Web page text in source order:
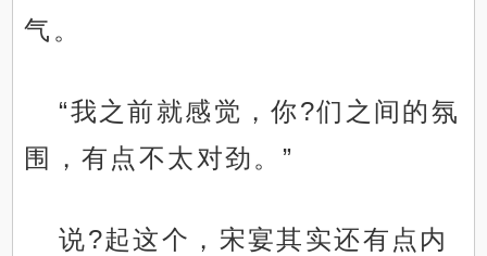
气。
“我之前就感觉，你?们之间的氛
围，有点不太对劲。”
说?起这个，宋宴其实还有点内